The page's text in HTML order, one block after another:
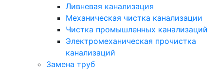
Ливневая канализация
Механическая чистка канализации
Чистка промышленных канализаций
Электромеханическая прочистка
канализаций
Замена труб